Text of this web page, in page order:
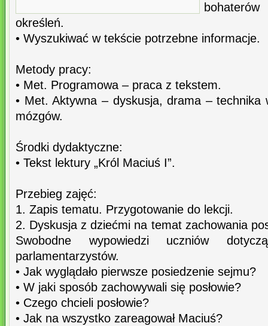
określeń.
• Wyszukiwać w tekście potrzebne informacje.
Metody pracy:
• Met. Programowa – praca z tekstem.
• Met. Aktywna – dyskusja, drama – technika
mózgów.
Środki dydaktyczne:
• Tekst lektury „Król Maciuś I”.
Przebieg zajęć:
1. Zapis tematu. Przygotowanie do lekcji.
2. Dyskusja z dziećmi na temat zachowania
Swobodne wypowiedzi uczniów
parlamentarzystów.
• Jak wyglądało pierwsze posiedzenie sejmu?
• W jaki sposób zachowywali się posłowie?
• Czego chcieli posłowie?
• Jak na wszystko zareagował Maciuś?